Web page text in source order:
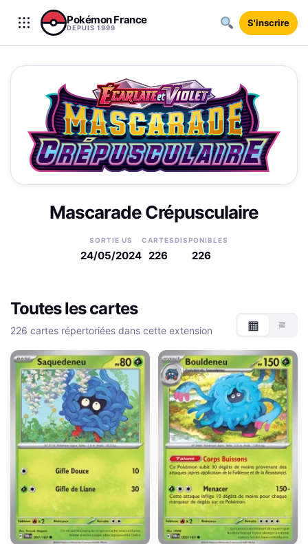
Aller au contenu
Pokémon France
DEPUIS 1999 S'inscrire
Mascarade Crépusculaire
SORTIE US
24/05/2024
CARTES
226
DISPONIBLES
226
Toutes les cartes
226 cartes répertoriées dans cette extension
▦
Grille
≡